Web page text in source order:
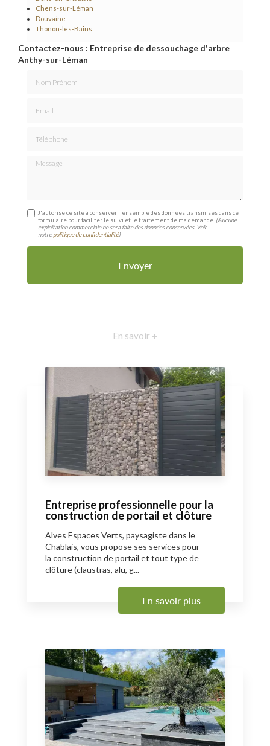
Chens-sur-Léman
Douvaine
Thonon-les-Bains
Contactez-nous : Entreprise de dessouchage d'arbre
Anthy-sur-Léman
Message
J'autorise ce site à conserver l'ensemble des données transmises dans ce
formulaire pour faciliter le suivi et le traitement de ma demande. (Aucune
exploitation commerciale ne sera faite des données conservées. Voir
notrepolitique de confidentialité)
En savoir +
Entreprise professionnelle pour la
construction de portail et clôture
Alves Espaces Verts, paysagiste dans le
Chablais, vous propose ses services pour
la construction de portail et tout type de
clôture (claustras, alu, g...
En savoir plus